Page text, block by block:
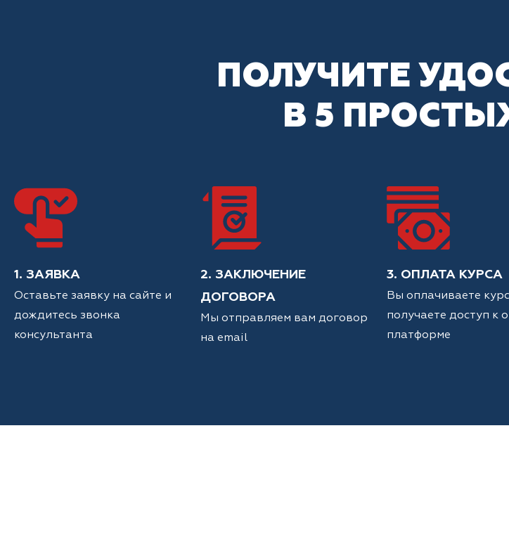
ПОЛУЧИТЕ
В 5
1. ЗАЯВКА
Оставьте заявку на сайте и
дождитесь звонка
консультанта
2. ЗАКЛЮЧЕНИЕ
ДОГОВОРА
Мы отправляем вам договор
на email
3. ОПЛАТА КУРСА
Вы оплачиваете
получаете доступ к
платформе